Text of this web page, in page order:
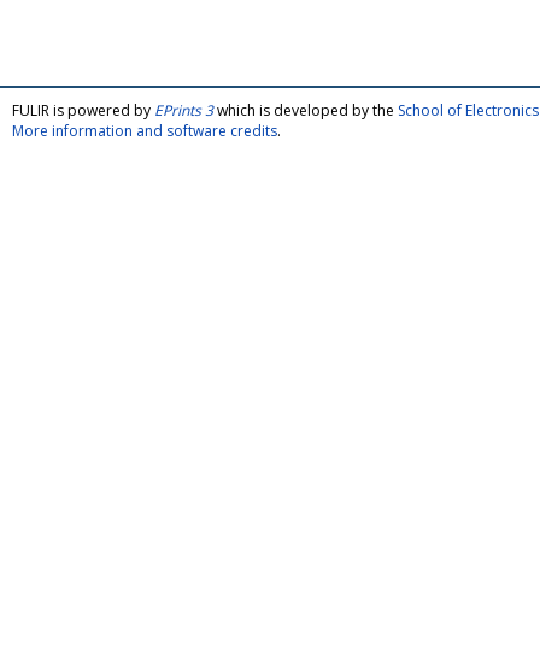
FULIR is powered by EPrints 3which is developed by the School of
More information and software credits.